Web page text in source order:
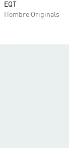
EQT
Hombre Originals